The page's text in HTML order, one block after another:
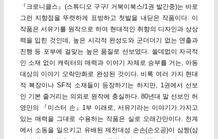
『크로니클스』(스튜디오 구구/ 거북이북스/1권 발간중)는 바로
그런 지향점을 뚜렷하게 표방하고 첫발을 내딛은 작품이다. 이
작품은 서유기를 원작으로 하여 현대적인 취향의 디자인과 상상
력을 입힌 것인데, 높은 시각적 완성도와 군더더기 없는 연출과
진행 등 포부에 걸맞는 높은 품질로 선보였다. 쓸데없이 자극적
인 소재 없이 캐릭터의 매력과 이야기 자체로 승부를 거는, 아동
대상의 이야기 오락만화로 완성된 것이다. 비록 여러 가지 현대
적 복장이나 SF적 소재들이 등장하기는 하지만, 1권에서 선보
인 기본 줄거리는 의외로 원작에 충실하다. 80년대 말 선보인 허
영만의 『미스터 손』1부 이래로, 서유기라는 이야기가 가지고
있는 매력을 그대로 수용하는 작품은 실로 오래간만이다. 천계
에서 소동을 일으키고 유배된 제천대성 손손(손오공)이 삼짱(삼